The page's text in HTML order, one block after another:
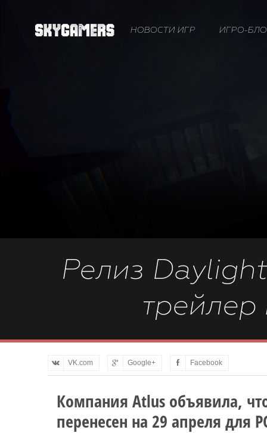
НОВОСТИ ИГР ИГРО-
Релиз
VK.com Google+ Facebook
Компания Atlus объявила,
перенесен на 29 апреля для